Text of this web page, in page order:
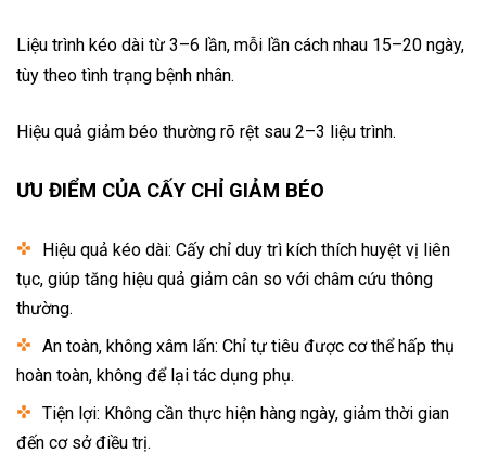
Liệu trình kéo dài từ 3–6 lần, mỗi lần cách nhau 15–20 ngày,
tùy theo tình trạng bệnh nhân.
Hiệu quả giảm béo thường rõ rệt sau 2–3 liệu trình.
ƯU ĐIỂM CỦA CẤY CHỈ GIẢM BÉO
Hiệu quả kéo dài: Cấy chỉ duy trì kích thích huyệt vị liên
tục, giúp tăng hiệu quả giảm cân so với châm cứu thông
thường.
An toàn, không xâm lấn: Chỉ tự tiêu được cơ thể hấp thụ
hoàn toàn, không để lại tác dụng phụ.
Tiện lợi: Không cần thực hiện hàng ngày, giảm thời gian
đến cơ sở điều trị.